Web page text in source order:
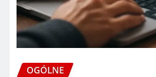
OGÓLNE